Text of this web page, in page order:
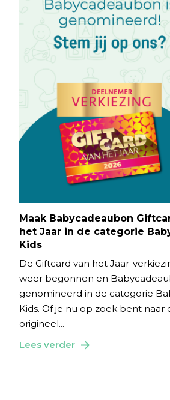
Maak Babycadeaubon
het Jaar in de categorie
Kids
De Giftcard van het Jaar-
weer begonnen en
genomineerd in de categorie
Kids. Of je nu op zoek bent naar
origineel...
Lees verder